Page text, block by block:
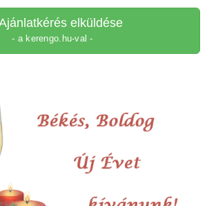
elküldése
- a kerengo.hu-val -